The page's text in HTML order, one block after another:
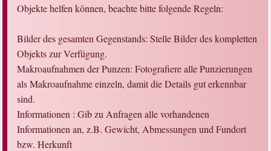
Objekte helfen können, beachte bitte folgende Regeln:
Bilder des gesamten Gegenstands: Stelle Bilder des kompletten
Objekts zur Verfügung.
Makroaufnahmen der Punzen: Fotografiere alle Punzierungen
als Makroaufnahme einzeln, damit die Details gut erkennbar
sind.
Informationen : Gib zu Anfragen alle vorhandenen
Informationen an, z.B. Gewicht, Abmessungen und Fundort
bzw. Herkunft